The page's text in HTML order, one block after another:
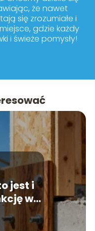
że nawet
się zrozumiałe i
gdzie każdy
i świeże pomysły!
jest i
w